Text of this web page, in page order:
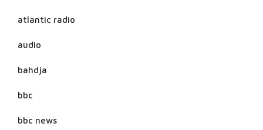
atlantic radio
audio
bahdja
bbc
bbc news